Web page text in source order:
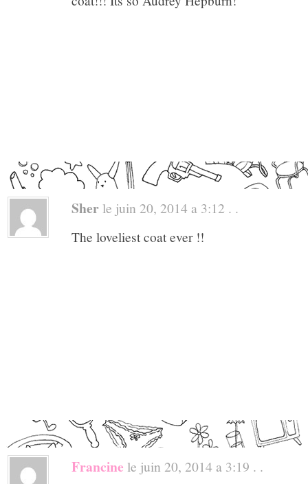
Sher le juin 20, 2014 a 3:12 . .
The loveliest coat ever !!
Francine le juin 20, 2014 a 3:19 . .